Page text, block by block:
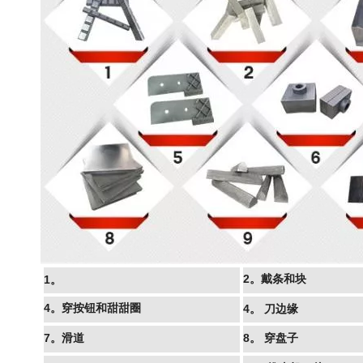
1。 2。戴条和块
4。穿按钮和甜甜圈 4。 刀边缘
7。滑道 8。 穿盘子